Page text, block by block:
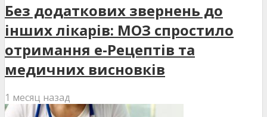
Без додаткових звернень до
інших лікарів: МОЗ спростило
отримання е-Рецептів та
медичних висновків
1 месяц назад